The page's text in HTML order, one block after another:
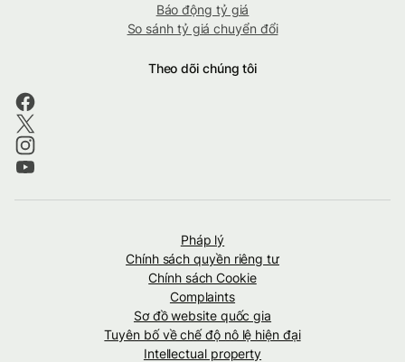
Báo động tỷ giá
So sánh tỷ giá chuyển đổi
Theo dõi chúng tôi
Pháp lý
Chính sách quyền riêng tư
Chính sách Cookie
Complaints
Sơ đồ website quốc gia
Tuyên bố về chế độ nô lệ hiện đại
Intellectual property